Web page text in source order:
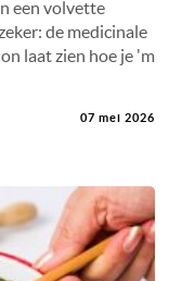
een volvette
de medicinale
laat zien hoe je 'm
07 mei 2026